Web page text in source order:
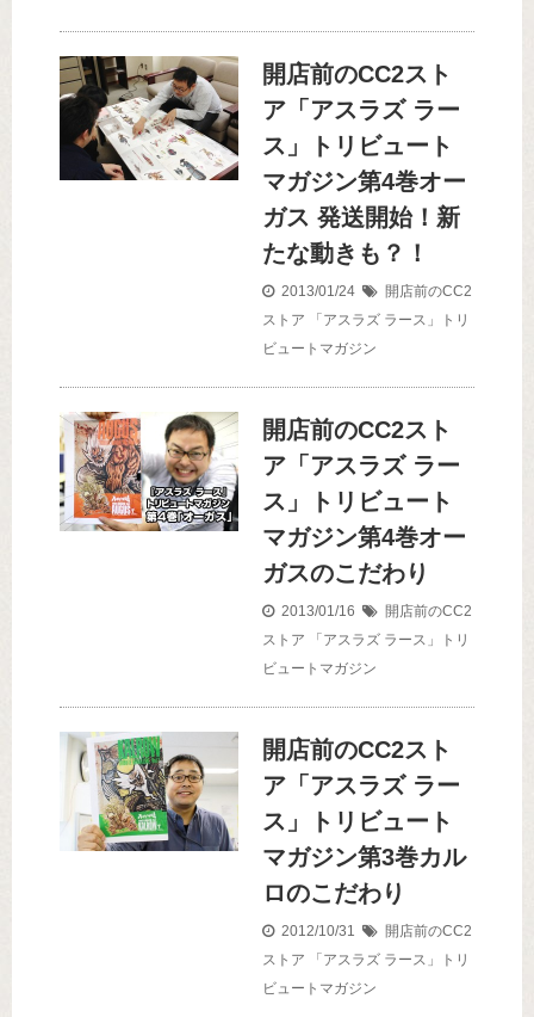
開店前のCC2スト
ア「アスラズ ラー
ス」トリビュート
マガジン第4巻オー
ガス 発送開始！新
たな動きも？！
2013/01/24
開店前のCC2
ストア
「アスラズ ラース」トリ
ビュートマガジン
開店前のCC2スト
ア「アスラズ ラー
ス」トリビュート
マガジン第4巻オー
ガスのこだわり
2013/01/16
開店前のCC2
ストア
「アスラズ ラース」トリ
ビュートマガジン
開店前のCC2スト
ア「アスラズ ラー
ス」トリビュート
マガジン第3巻カル
ロのこだわり
2012/10/31
開店前のCC2
ストア
「アスラズ ラース」トリ
ビュートマガジン